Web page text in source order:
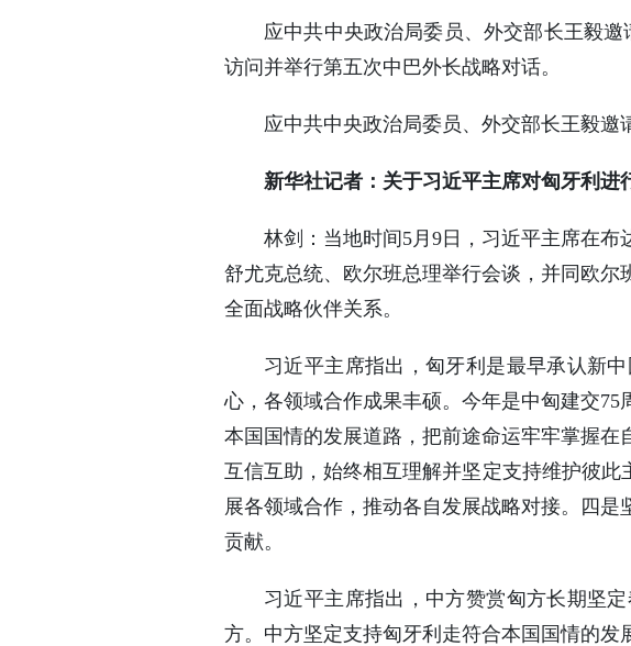
应中共中央政治局委员、外交部长王毅
访问并举行第五次中巴外长战略对话。
应中共中央政治局委员、外交部长王毅邀
新华社记者：关于习近平主席对匈牙利进
林剑：当地时间5月9日，习近平主席在
舒尤克总统、欧尔班总理举行会谈，并同欧
全面战略伙伴关系。
习近平主席指出，匈牙利是最早承认新
心，各领域合作成果丰硕。今年是中匈建交
本国国情的发展道路，把前途命运牢牢掌握
互信互助，始终相互理解并坚定支持维护彼
展各领域合作，推动各自发展战略对接。四
贡献。
习近平主席指出，中方赞赏匈方长期坚
方。中方坚定支持匈牙利走符合本国国情的发